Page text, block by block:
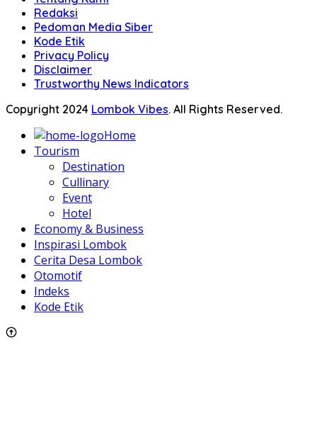
Redaksi
Pedoman Media Siber
Kode Etik
Privacy Policy
Disclaimer
Trustworthy News Indicators
Copyright 2024 Lombok Vibes. All Rights Reserved.
Home
Tourism
Destination
Cullinary
Event
Hotel
Economy & Business
Inspirasi Lombok
Cerita Desa Lombok
Otomotif
Indeks
Kode Etik